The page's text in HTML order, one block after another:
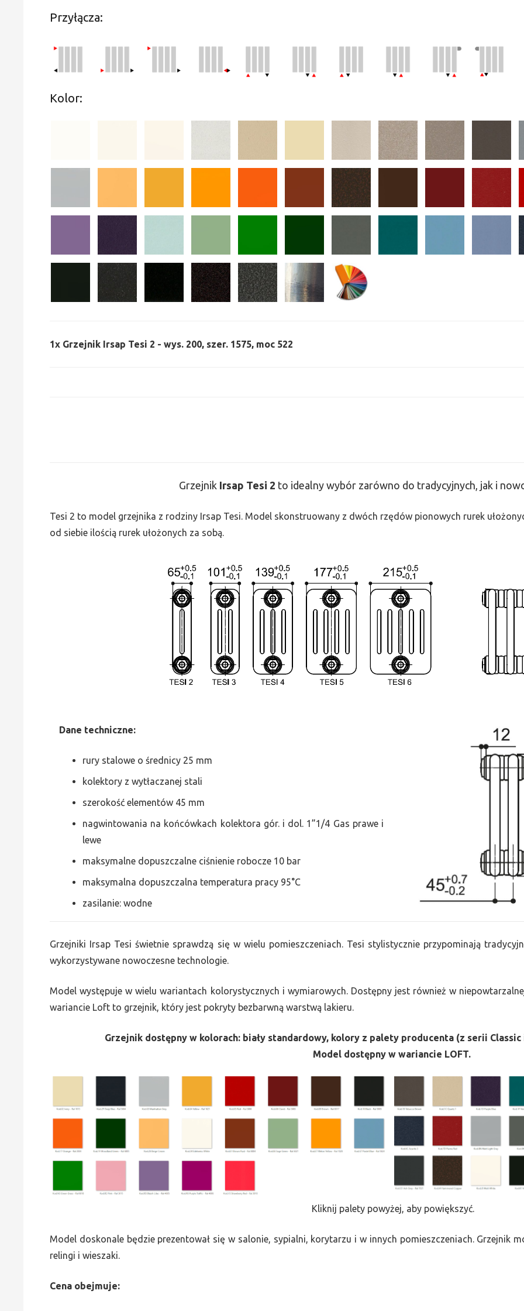
Przyłącza:
Kolor:
1x Grzejnik Irsap Tesi 2 - wys. 200, szer. 1575, moc 522
Grzejnik Irsap Tesi 2 to idealny wybór zarówno do tradycyjnych, jak i
Tesi 2 to model grzejnika z rodziny Irsap Tesi. Model skonstruowany z dwóch rzędów pionowych rurek
od siebie ilością rurek ułożonych za sobą.
Dane techniczne:
rury stalowe o średnicy 25 mm
kolektory z wytłaczanej stali
szerokość elementów 45 mm
nagwintowania na końcówkach kolektora gór. i dol. 1”1/4 Gas prawe i
lewe
maksymalne dopuszczalne ciśnienie robocze 10 bar
maksymalna dopuszczalna temperatura pracy 95°C
zasilanie: wodne
Grzejniki Irsap Tesi świetnie sprawdzą się w wielu pomieszczeniach. Tesi stylistycznie przypominają
wykorzystywane nowoczesne technologie.
Model występuje w wielu wariantach kolorystycznych i wymiarowych. Dostępny jest również w
wariancie Loft to grzejnik, który jest pokryty bezbarwną warstwą lakieru.
Grzejnik dostępny w kolorach: biały standardowy, kolory z palety producenta (z serii
Model dostępny w wariancie LOFT.
Kliknij palety powyżej, aby powiększyć.
Model doskonale będzie prezentował się w salonie, sypialni, korytarzu i w innych pomieszczeniach. Grzejnik
relingi i wieszaki.
Cena obejmuje: